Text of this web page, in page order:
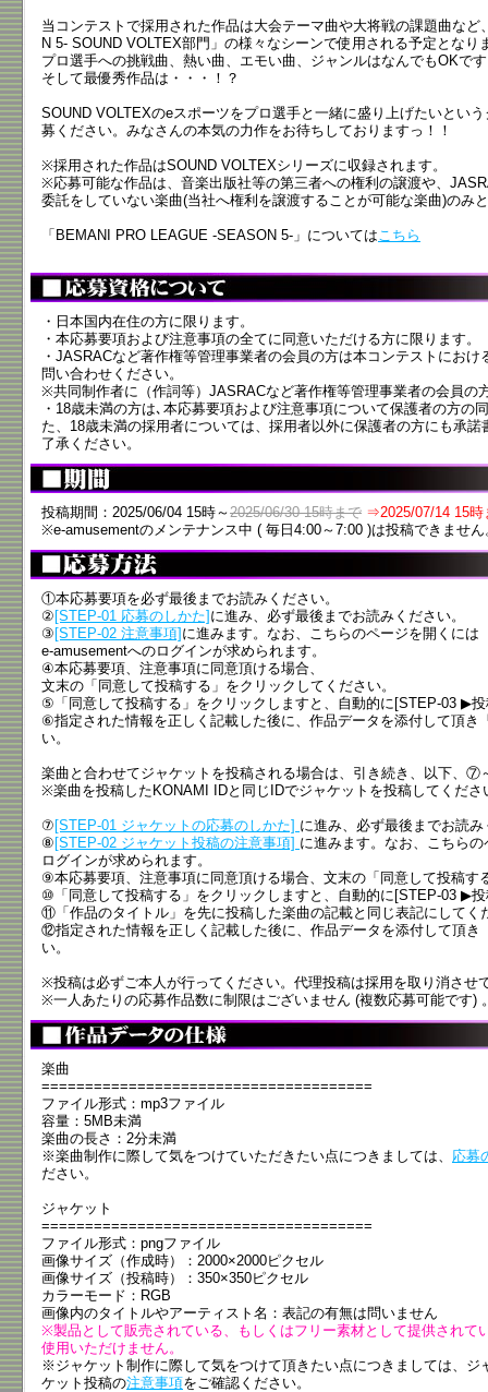
当コンテストで採用された作品は大会テーマ曲や大将戦の課題曲な
N 5- SOUND VOLTEX部門」の様々なシーンで使用される予定となり
プロ選手への挑戦曲、熱い曲、エモい曲、ジャンルはなんでもOKで
そして最優秀作品は・・・！？
SOUND VOLTEXのeスポーツをプロ選手と一緒に盛り上げたいとい
募ください。みなさんの本気の力作をお待ちしておりますっ！！
※採用された作品はSOUND VOLTEXシリーズに収録されます。
※応募可能な作品は、音楽出版社等の第三者への権利の譲渡や、
委託をしていない楽曲(当社へ権利を譲渡することが可能な楽曲)のみ
「BEMANI PRO LEAGUE -SEASON 5-」についてはこちら
・日本国内在住の方に限ります。
・本応募要項および注意事項の全てに同意いただける方に限ります。
・JASRACなど著作権等管理事業者の会員の方は本コンテストにお
問い合わせください。
※共同制作者に（作詞等）JASRACなど著作権等管理事業者の会員の
・18歳未満の方は､本応募要項および注意事項について保護者の方の
た、18歳未満の採用者については、採用者以外に保護者の方にも承
了承ください。
投稿期間：2025/06/04 15時～2025/06/30 15時まで ⇒2025/07/14 15時
※e-amusementのメンテナンス中 ( 毎日4:00～7:00 )は投稿できません
①本応募要項を必ず最後までお読みください。
② [STEP-01 応募のしかた] に進み、必ず最後までお読みください。
③ [STEP-02 注意事項] に進みます。なお、こちらのページを開くには
e-amusementへのログインが求められます。
④本応募要項、注意事項に同意頂ける場合、
文末の「同意して投稿する」をクリックしてください。
⑤「同意して投稿する」をクリックしますと、自動的に[STEP-03 ▶
⑥指定された情報を正しく記載した後に、作品データを添付して頂き
い。
楽曲と合わせてジャケットを投稿される場合は、引き続き、以下、
※楽曲を投稿したKONAMI IDと同じIDでジャケットを投稿してくださ
⑦ [STEP-01 ジャケットの応募のしかた] に進み、必ず最後までお読み
⑧ [STEP-02 ジャケット投稿の注意事項] に進みます。なお、こちら
ログインが求められます。
⑨本応募要項、注意事項に同意頂ける場合、文末の「同意して投稿す
⑩「同意して投稿する」をクリックしますと、自動的に[STEP-03 ▶
⑪「作品のタイトル」を先に投稿した楽曲の記載と同じ表記にしてく
⑫指定された情報を正しく記載した後に、作品データを添付して頂き
い。
※投稿は必ずご本人が行ってください。代理投稿は採用を取り消させ
※一人あたりの応募作品数に制限はございません (複数応募可能です)
楽曲
======================================
ファイル形式：mp3ファイル
容量：5MB未満
楽曲の長さ：2分未満
※楽曲制作に際して気をつけていただきたい点につきましては、 応募
ださい。
ジャケット
======================================
ファイル形式：pngファイル
画像サイズ（作成時）：2000×2000ピクセル
画像サイズ（投稿時）：350×350ピクセル
カラーモード：RGB
画像内のタイトルやアーティスト名：表記の有無は問いません
※製品として販売されている、もしくはフリー素材として提供されて
使用いただけません。
※ジャケット制作に際して気をつけて頂きたい点につきましては、ジ
ケット投稿の注意事項をご確認ください。